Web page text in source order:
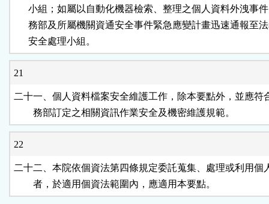
小組；如屬以自動化機器檢索、整理之個人資料外洩事
務部及所屬機關資通安全事件緊急應變計畫迅速通報至
      安全處理小組。
21
二十一、個人資料檔案安全維護工作，除本要點外，並應符
        務部訂定之相關資訊作業安全及機密維護規範。
22
二十二、本院依個資法第四條規定委託蒐集、處理或利用個
        者，於適用個資法範圍內，應適用本要點。